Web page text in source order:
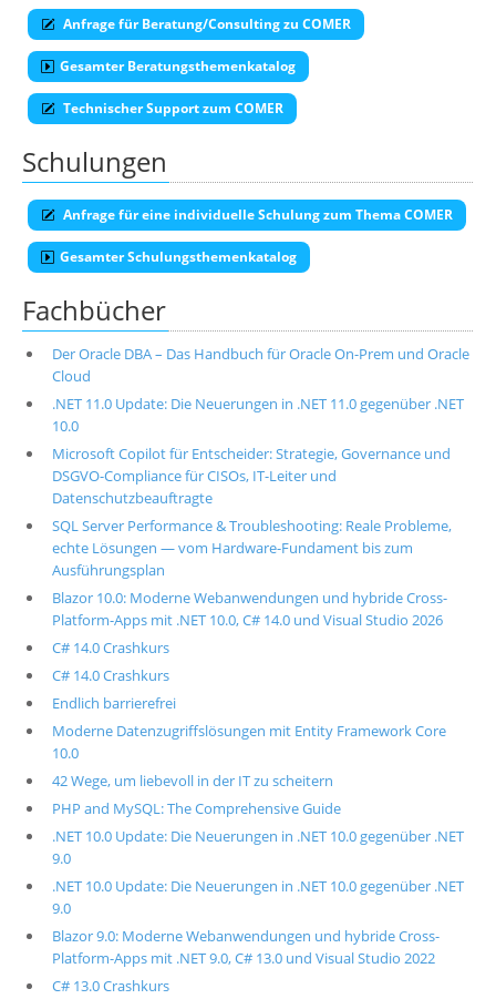
Anfrage für Beratung/Consulting zu COMER
Gesamter Beratungsthemenkatalog
Technischer Support zum COMER
Schulungen
Anfrage für eine individuelle Schulung zum Thema COMER
Gesamter Schulungsthemenkatalog
Fachbücher
Der Oracle DBA – Das Handbuch für Oracle On-Prem und Oracle
Cloud
.NET 11.0 Update: Die Neuerungen in .NET 11.0 gegenüber .NET
10.0
Microsoft Copilot für Entscheider: Strategie, Governance und
DSGVO-Compliance für CISOs, IT-Leiter und
Datenschutzbeauftragte
SQL Server Performance & Troubleshooting: Reale Probleme,
echte Lösungen — vom Hardware-Fundament bis zum
Ausführungsplan
Blazor 10.0: Moderne Webanwendungen und hybride Cross-
Platform-Apps mit .NET 10.0, C# 14.0 und Visual Studio 2026
C# 14.0 Crashkurs
C# 14.0 Crashkurs
Endlich barrierefrei
Moderne Datenzugriffslösungen mit Entity Framework Core
10.0
42 Wege, um liebevoll in der IT zu scheitern
PHP and MySQL: The Comprehensive Guide
.NET 10.0 Update: Die Neuerungen in .NET 10.0 gegenüber .NET
9.0
.NET 10.0 Update: Die Neuerungen in .NET 10.0 gegenüber .NET
9.0
Blazor 9.0: Moderne Webanwendungen und hybride Cross-
Platform-Apps mit .NET 9.0, C# 13.0 und Visual Studio 2022
C# 13.0 Crashkurs